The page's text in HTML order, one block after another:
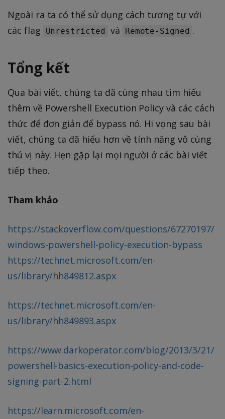
Ngoài ra ta có thể sử dụng cách tương tự với
các flag
Unrestricted và Remote-Signed .
Tổng kết
Qua bài viết, chúng ta đã cùng nhau tìm hiểu
thêm về Powershell Execution Policy và các cách
thức để đơn giản để bypass nó. Hi vọng sau bài
viết, chúng ta đã hiểu hơn về tính năng vô cùng
thú vị này. Hẹn gặp lại mọi người ở các bài viết
tiếp theo.
Tham khảo
https://stackoverflow.com/questions/67270197/
windows-powershell-policy-execution-bypass
https://technet.microsoft.com/en-
us/library/hh849812.aspx
https://technet.microsoft.com/en-
us/library/hh849893.aspx
https://www.darkoperator.com/blog/2013/3/21/
powershell-basics-execution-policy-and-code-
signing-part-2.html
https://learn.microsoft.com/en-